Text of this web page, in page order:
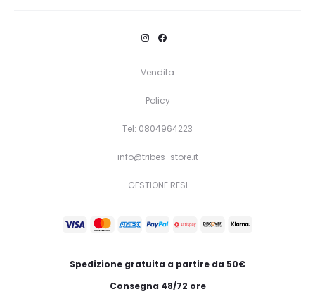
Vendita
Policy
Tel: 0804964223
info@tribes-store.it
GESTIONE RESI
Spedizione gratuita a partire da 50€
Consegna 48/72 ore